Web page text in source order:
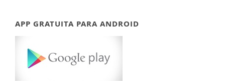
APP GRATUITA PARA ANDROID